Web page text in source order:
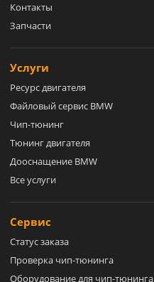
Контакты
Запчасти
Услуги
Ресурс двигателя
Файловый сервис BMW
Чип-тюнинг
Тюнинг двигателя
Дооснащение BMW
Все услуги
Сервис
Статус заказа
Проверка чип-тюнинга
Оборудование для чип-тюнинга